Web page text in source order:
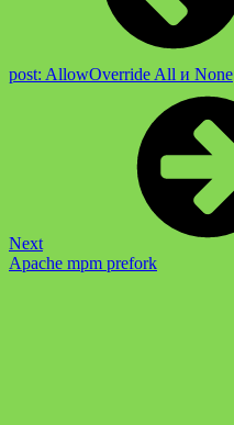
post: AllowOverride All и None
Next
Apache mpm prefork